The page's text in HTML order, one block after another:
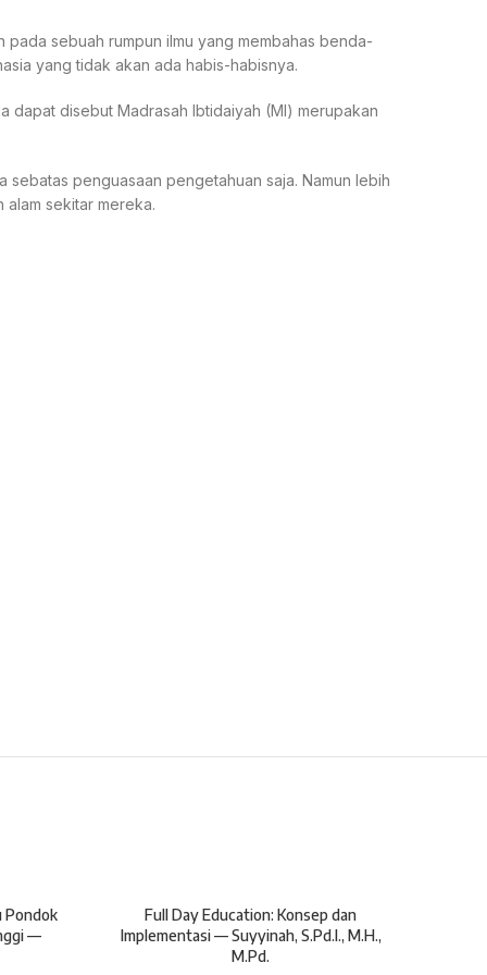
pada sebuah rumpun ilmu yang membahas benda-
yang tidak akan ada habis-habisnya.
dapat disebut Madrasah Ibtidaiyah (MI) merupakan
sebatas penguasaan pengetahuan saja. Namun lebih
alam sekitar mereka.
Pondok
—
Full Day Education: Konsep dan
Implementasi — Suyyinah, S.Pd.I., M.H.,
M.Pd.